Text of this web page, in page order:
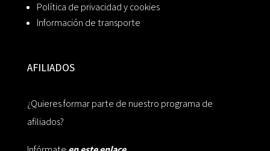
Política de privacidad y cookies
Información de transporte
AFILIADOS
¿Quieres formar parte de nuestro programa de
afiliados?